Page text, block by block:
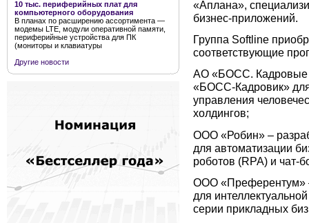
10 тыс. периферийных плат для
компьютерного оборудования
В планах по расширению ассортимента —
модемы LTE, модули оперативной памяти,
периферийные устройства для ПК
(мониторы и клавиатуры
Другие новости
«Аплана»,
бизнес-приложений.
Группа Softline
соответствующие
АО «БОСС. Кадровые
«БОСС-Кадровик» для
управления
холдингов;
ООО «Робин» –
для автоматизации
роботов (RPA) и чат-
ООО «Преферентум»
для
серии прикладных